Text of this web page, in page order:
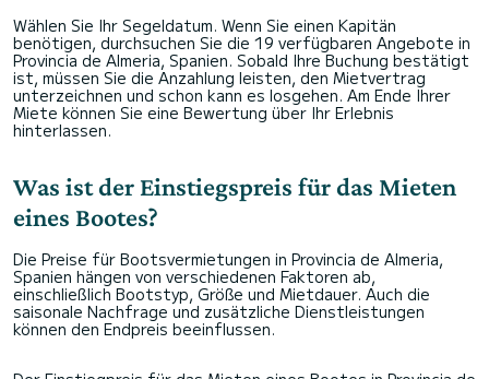
Wählen Sie Ihr Segeldatum. Wenn Sie einen Kapitän
benötigen, durchsuchen Sie die 19 verfügbaren Angebote in
Provincia de Almeria, Spanien. Sobald Ihre Buchung bestätigt
ist, müssen Sie die Anzahlung leisten, den Mietvertrag
unterzeichnen und schon kann es losgehen. Am Ende Ihrer
Miete können Sie eine Bewertung über Ihr Erlebnis
hinterlassen.
Was ist der Einstiegspreis für das Mieten
eines Bootes?
Die Preise für Bootsvermietungen in Provincia de Almeria,
Spanien hängen von verschiedenen Faktoren ab,
einschließlich Bootstyp, Größe und Mietdauer. Auch die
saisonale Nachfrage und zusätzliche Dienstleistungen
können den Endpreis beeinflussen.